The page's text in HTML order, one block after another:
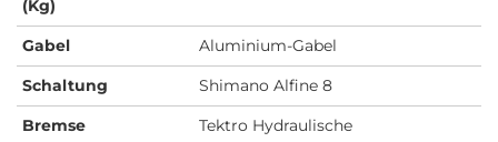
(Kg)
Gabel
Aluminium-Gabel
Schaltung
Shimano Alfine 8
Bremse
Tektro Hydraulische